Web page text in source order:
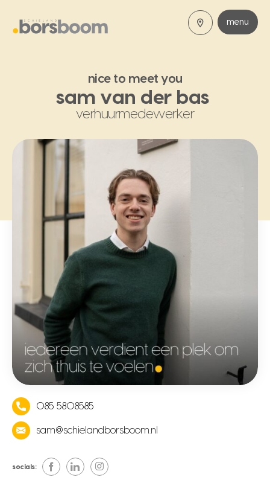
menu
nice to meet you
sam van der bas
verhuurmedewerker
085 5808585
sam@schielandborsboom.nl
socials: